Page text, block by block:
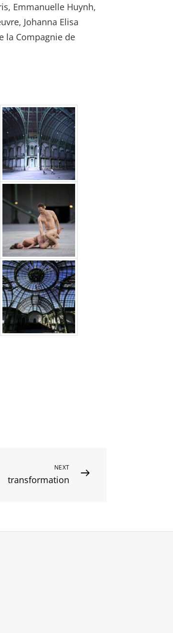
Emmanuelle Huynh,
Johanna Elisa
la Compagnie de
NEXT
transformation